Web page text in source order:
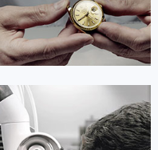
 深圳理查德米勒维修
贝亚特·布兰奇
资深理查德米勒技师
是理查德米勒售后服务中心